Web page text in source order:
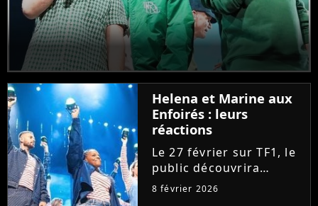
Helena et Marine aux
Enfoirés : leurs
réactions
Le 27 février sur TF1, le
public découvrira
Marine et Helena faire
8 février 2026